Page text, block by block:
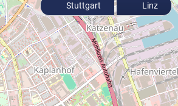
Stuttgart Linz